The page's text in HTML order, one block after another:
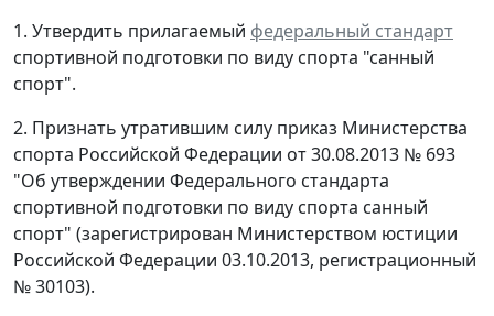
1. Утвердить прилагаемый федеральный стандарт
спортивной подготовки по виду спорта "санный
спорт".
2. Признать утратившим силу приказ Министерства
спорта Российской Федерации от 30.08.2013 № 693
"Об утверждении Федерального стандарта
спортивной подготовки по виду спорта санный
спорт" (зарегистрирован Министерством юстиции
Российской Федерации 03.10.2013, регистрационный
№ 30103).